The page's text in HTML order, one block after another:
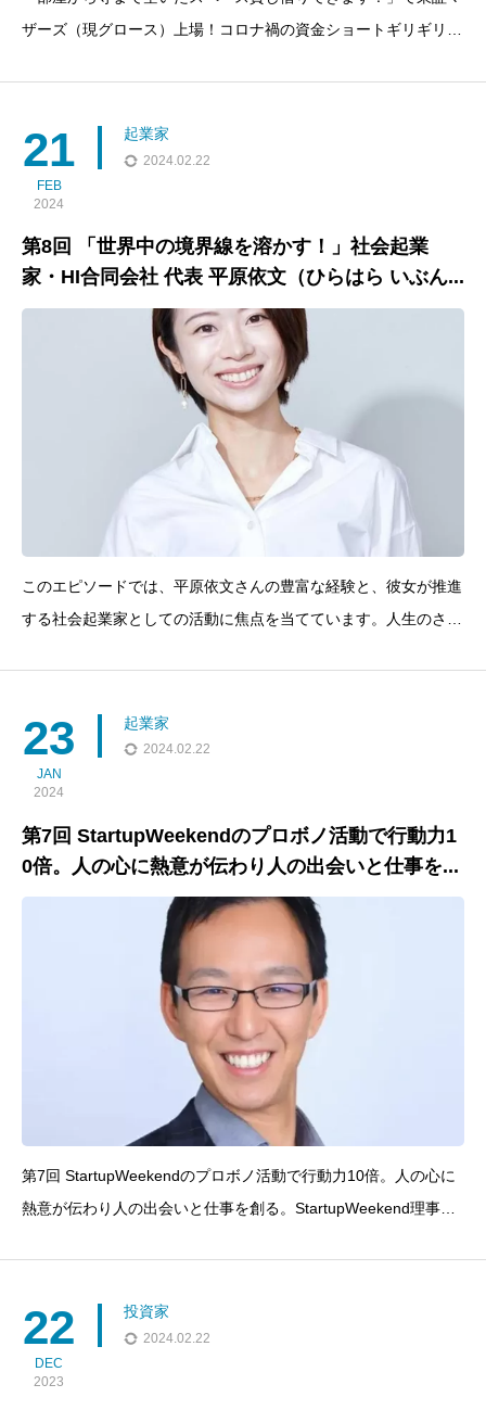
ザーズ（現グロース）上場！コロナ禍の資金ショートギリギリの
証グロース）への上場に対する準備、２０人の社員を抱え資金調
達
21
FEB
2024
起業家
2024.02.22
第8回 「世界中の境界線を溶かす！」社会起業
家・HI合同会社 代表 平原依文（ひらはら いぶん...
このエピソードでは、平原依文さんの豊富な経験と、彼女が推進
する社会起業家としての活動に焦点を当てています。人生のさま
なっています。今回のゲスト：平原依文（ひらはら・いぶん）
23
JAN
2024
起業家
2024.02.22
第7回 StartupWeekendのプロボノ活動で行動力1
0倍。人の心に熱意が伝わり人の出会いと仕事を...
第7回 StartupWeekendのプロボノ活動で行動力10倍。人の心に
熱意が伝わり人の出会いと仕事を創る。StartupWeekend理事
22
DEC
2023
投資家
2024.02.22